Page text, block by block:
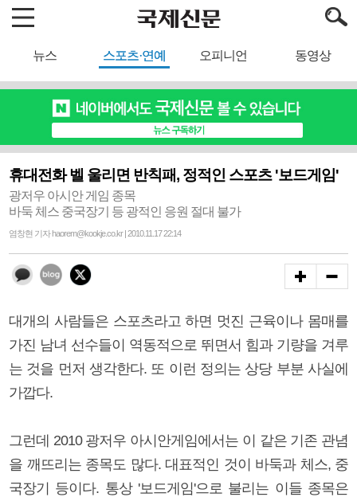
뉴스 스포츠·연예 오피니언 동영상
휴대전화 벨 울리면 반칙패, 정적인 스포츠 '보드게임'
광저우 아시안 게임 종목
바둑 체스 중국장기 등 광적인 응원 절대 불가
염창현 기자 haorem@kookje.co.kr | 2010.11.17 22:14
대개의 사람들은 스포츠라고 하면 멋진 근육이나 몸매를
가진 남녀 선수들이 역동적으로 뛰면서 힘과 기량을 겨루
는 것을 먼저 생각한다. 또 이런 정의는 상당 부분 사실에
가깝다.
그런데 2010 광저우 아시안게임에서는 이 같은 기존 관념
을 깨뜨리는 종목도 많다. 대표적인 것이 바둑과 체스, 중
국장기 등이다. 통상 '보드게임'으로 불리는 이들 종목은